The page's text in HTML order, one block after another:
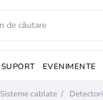
SUPORT EVENIMENTE
Sisteme cablate / Detectori